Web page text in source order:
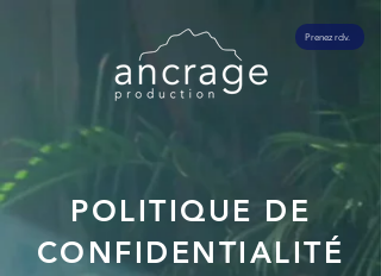
Prenez rdv.
POLITIQUE DE
CONFIDENTIALITÉ